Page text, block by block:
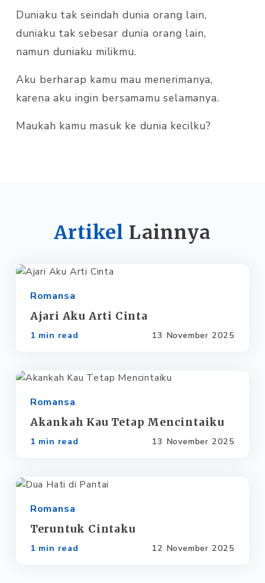
Duniaku tak seindah dunia orang lain,
duniaku tak sebesar dunia orang lain,
namun duniaku milikmu.
Aku berharap kamu mau menerimanya,
karena aku ingin bersamamu selamanya.
Maukah kamu masuk ke dunia kecilku?
Artikel Lainnya
Romansa
Ajari Aku Arti Cinta
1 min read 13 November 2025
Romansa
Akankah Kau Tetap Mencintaiku
1 min read 13 November 2025
Romansa
Teruntuk Cintaku
1 min read 12 November 2025